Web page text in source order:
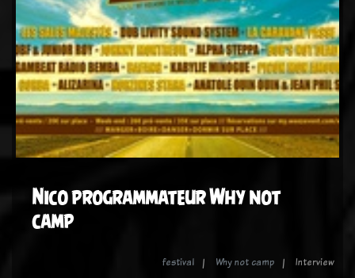
Nico programmateur Why not
camp
festival Why not camp Interview